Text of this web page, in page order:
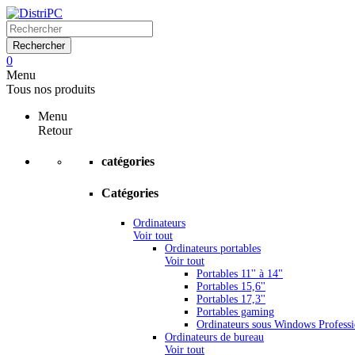
Rechercher
0
Menu
Tous nos produits
Menu
Retour
catégories
Catégories
Ordinateurs
Voir tout
Ordinateurs portables
Voir tout
Portables 11'' à 14"
Portables 15,6''
Portables 17,3''
Portables gaming
Ordinateurs sous Windows
Ordinateurs de bureau
Voir tout